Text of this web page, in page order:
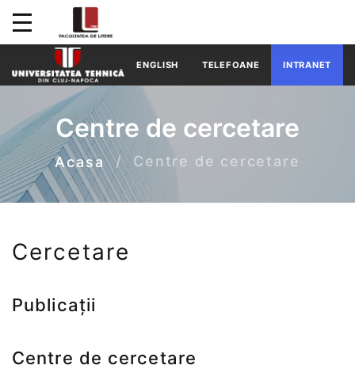
ENGLISH TELEFOANE INTRANET
Centre de cercetare
Acasa Centre de cercetare
Cercetare
Publicații
Centre de cercetare